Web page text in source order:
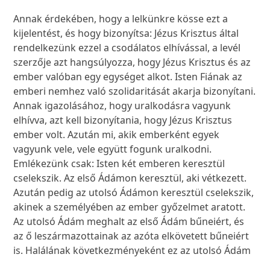
Annak érdekében, hogy a lelkünkre kösse ezt a
kijelentést, és hogy bizonyítsa: Jézus Krisztus által
rendelkezünk ezzel a csodálatos elhívással, a levél
szerzője azt hangsúlyozza, hogy Jézus Krisztus és az
ember valóban egy egységet alkot. Isten Fiának az
emberi nemhez való szolidaritását akarja bizonyítani.
Annak igazolásához, hogy uralkodásra vagyunk
elhívva, azt kell bizonyítania, hogy Jézus Krisztus
ember volt. Azután mi, akik emberként egyek
vagyunk vele, vele együtt fogunk uralkodni.
Emlékezünk csak: Isten két emberen keresztül
cselekszik. Az első Ádámon keresztül, aki vétkezett.
Azután pedig az utolsó Ádámon keresztül cselekszik,
akinek a személyében az ember győzelmet aratott.
Az utolsó Ádám meghalt az első Ádám bűneiért, és
az ő leszármazottainak az azóta elkövetett bűneiért
is. Halálának következményeként ez az utolsó Ádám